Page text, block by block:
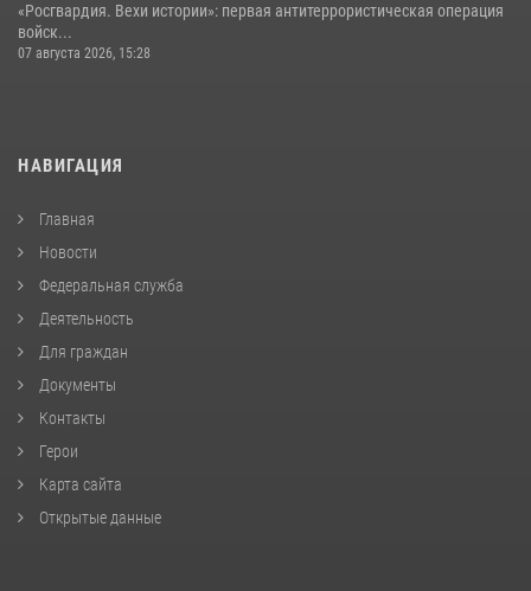
«Росгвардия. Вехи истории»: первая антитеррористическая операция
войск...
07 августа 2026, 15:28
НАВИГАЦИЯ
Главная
Новости
Федеральная служба
Деятельность
Для граждан
Документы
Контакты
Герои
Карта сайта
Открытые данные